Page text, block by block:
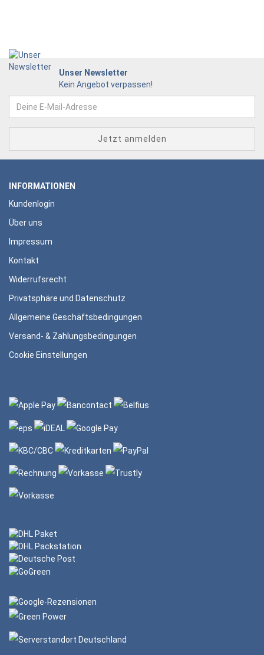
Unser Newsletter
Kein Angebot verpassen!
INFORMATIONEN
Kundenlogin
Über uns
Impressum
Kontakt
Widerrufsrecht
Privatsphäre und Datenschutz
Allgemeine Geschäftsbedingungen
Versand- & Zahlungsbedingungen
Cookie Einstellungen